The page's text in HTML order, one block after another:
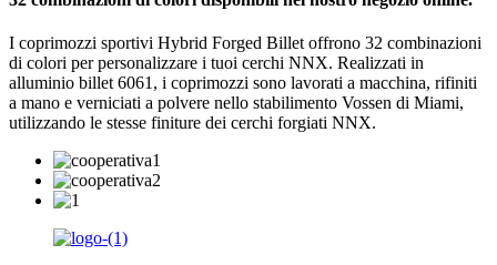
I coprimozzi sportivi Hybrid Forged Billet offrono 32 combinazioni
di colori per personalizzare i tuoi cerchi NNX. Realizzati in
alluminio billet 6061, i coprimozzi sono lavorati a macchina, rifiniti
a mano e verniciati a polvere nello stabilimento Vossen di Miami,
utilizzando le stesse finiture dei cerchi forgiati NNX.